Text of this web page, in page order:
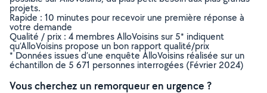
projets.
Rapide : 10 minutes pour recevoir une première réponse à
votre demande
Qualité / prix : 4 membres AlloVoisins sur 5* indiquent
qu’AlloVoisins propose un bon rapport qualité/prix
* Données issues d’une enquête AlloVoisins réalisée sur un
échantillon de 5 671 personnes interrogées (Février 2024)
Vous cherchez un remorqueur en urgence ?